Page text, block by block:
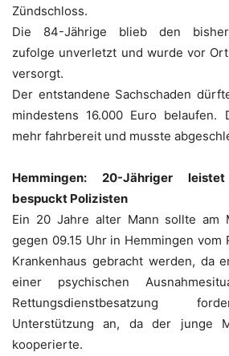
Zündschloss.
Die 84-Jährige blieb den
zufolge unverletzt und wurde vor
versorgt.
Der entstandene Sachschaden
mindestens 16.000 Euro belaufen.
mehr fahrbereit und musste
Hemmingen: 20-Jähriger
bespuckt Polizisten
Ein 20 Jahre alter Mann sollte am
gegen 09.15 Uhr in Hemmingen vom
Krankenhaus gebracht werden, da
einer psychischen
Rettungsdienstbesatzung
Unterstützung an, da der junge
kooperierte.